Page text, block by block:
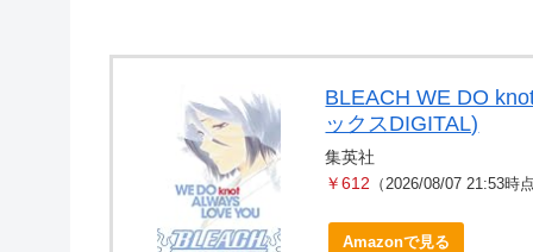
BLEACH WE DO
ックスDIGITAL)
集英社
￥612 （2026/08/07 21:53時
Amazonで見る